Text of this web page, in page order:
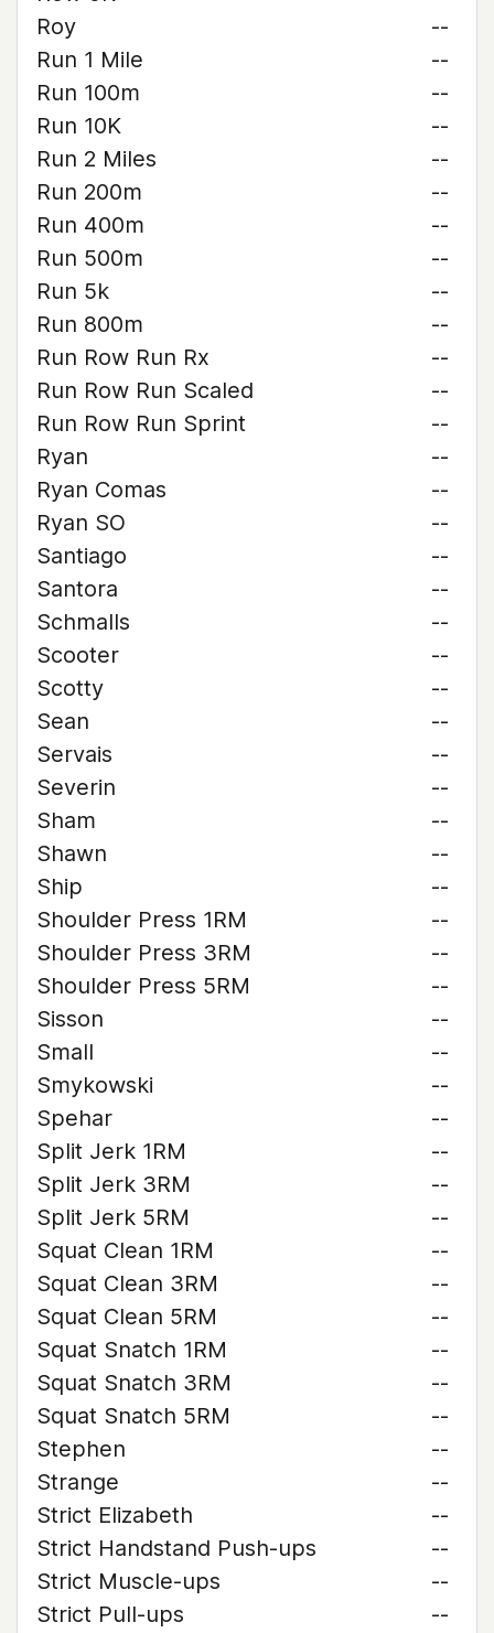
Roy
--
Run 1 Mile
--
Run 100m
--
Run 10K
--
Run 2 Miles
--
Run 200m
--
Run 400m
--
Run 500m
--
Run 5k
--
Run 800m
--
Run Row Run Rx
--
Run Row Run Scaled
--
Run Row Run Sprint
--
Ryan
--
Ryan Comas
--
Ryan SO
--
Santiago
--
Santora
--
Schmalls
--
Scooter
--
Scotty
--
Sean
--
Servais
--
Severin
--
Sham
--
Shawn
--
Ship
--
Shoulder Press 1RM
--
Shoulder Press 3RM
--
Shoulder Press 5RM
--
Sisson
--
Small
--
Smykowski
--
Spehar
--
Split Jerk 1RM
--
Split Jerk 3RM
--
Split Jerk 5RM
--
Squat Clean 1RM
--
Squat Clean 3RM
--
Squat Clean 5RM
--
Squat Snatch 1RM
--
Squat Snatch 3RM
--
Squat Snatch 5RM
--
Stephen
--
Strange
--
Strict Elizabeth
--
Strict Handstand Push-ups
--
Strict Muscle-ups
--
Strict Pull-ups
--